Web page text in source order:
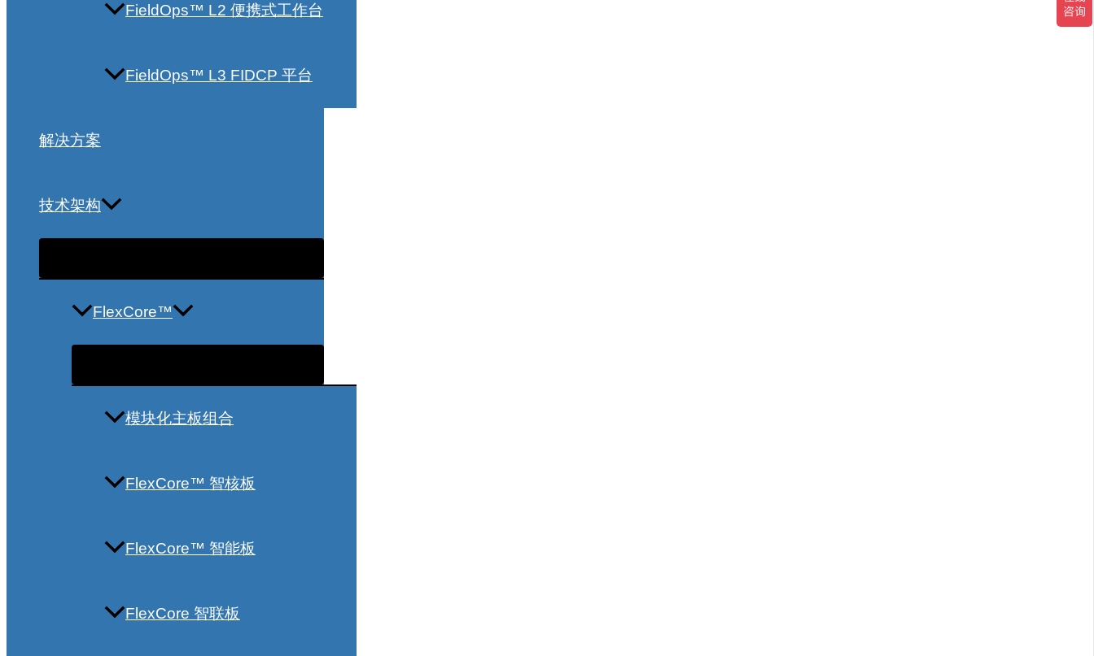
FieldOps™ L2 便携式工作台
FieldOps™ L3 FIDCP 平台
解决方案
技术架构
FlexCore™
模块化主板组合
FlexCore™ 智核板
FlexCore™ 智能板
FlexCore 智联板